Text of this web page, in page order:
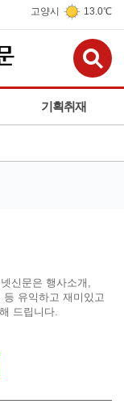
고양시 13.0℃
기획취재
신문은 행사소개,
등 유익하고 재미있고
드립니다.
유
유